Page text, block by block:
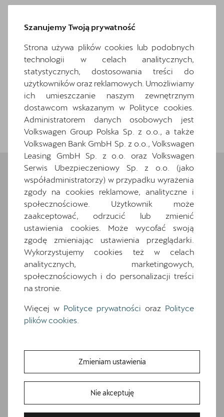
Bezpłatna jazda próbna
Zapytaj o szczegóły
Pokaż szczegóły
Wróć do listy
Wybrane elementy
wyposażenia
Ten samochód bazuje na wersji Formentor.
Zapoznaj się z wybranymi elementami jego
wyposażenia. O pełną specyfikację zapytaj
dealera.
Wyposażenie standardowe
Wyposażenie dodatkowe i pakiety
7 poduszek powietrznych (2 przednie, 2
asystent skrętu
Czarna tapicerka Dinamica
Dwupoziomowa podłoga bagażnika
Gniazdo 12V z przodu i 230V w bagażniku
Szanujemy Twoją prywatność
Strona używa plików cookies lub podobnych
technologii w celach analitycznych,
statystycznych, dostosowania treści do
użytkowników oraz reklamowych. Umożliwiamy
ich umieszczanie naszym zewnętrznym
dostawcom wskazanym w Polityce cookies.
Administratorem danych osobowych jest
Volkswagen Group Polska Sp. z o.o., a także
Volkswagen Bank GmbH Sp. z o.o., Volkswagen
Leasing GmbH Sp. z o.o. oraz Volkswagen
Serwis Ubezpieczeniowy Sp. z o.o. (jako
współadministratorzy) w przypadku wyrażenia
zgody na cookies reklamowe, analityczne i
społecznościowe. Użytkownik może
zaakceptować, odrzucić lub zmienić
ustawienia cookies. Może wycofać swoją
zgodę zmieniając ustawienia przeglądarki.
Wykorzystujemy cookies też w celach
analitycznych, marketingowych,
społecznościowych i do personalizacji treści
na stronie.
Więcej w Polityce prywatności oraz Polityce
plików cookies
Zmieniam ustawienia
Nie akceptuję